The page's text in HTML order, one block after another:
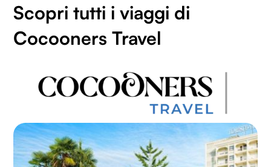
Scopri tutti i viaggi di
Cocooners Travel